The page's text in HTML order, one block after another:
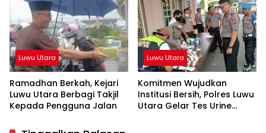
Luwu Utara
Ramadhan Berkah, Kejari
Luwu Utara Berbagi Takjil
Kepada Pengguna Jalan
Luwu Utara
Komitmen Wujudkan
Institusi Bersih, Polres Luwu
Utara Gelar Tes Urine